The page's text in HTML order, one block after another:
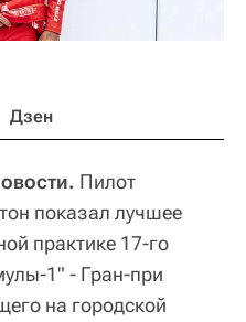
Дзен
Пилот
показал лучшее
практике 17-го
1" - Гран-при
на городской